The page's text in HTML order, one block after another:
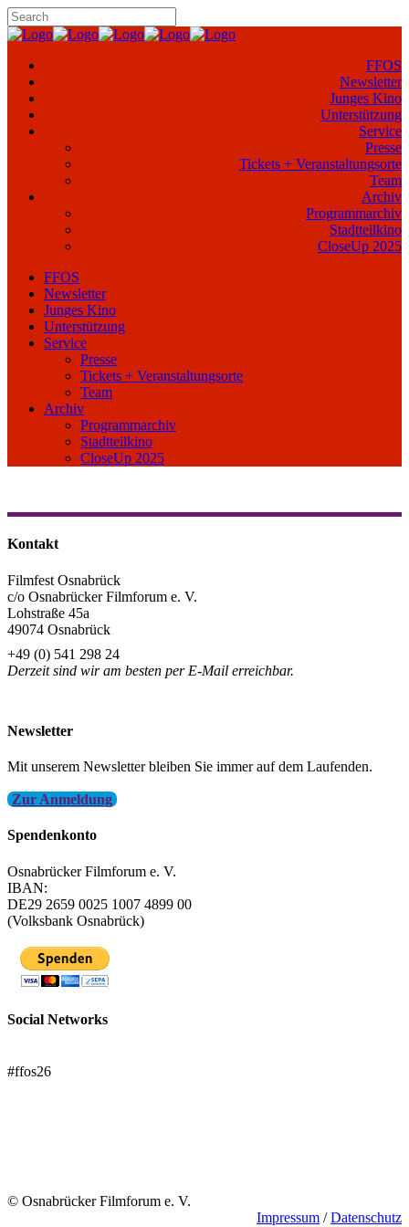
FFOS
Newsletter
Junges Kino
Unterstützung
Service
Presse
Tickets + Veranstaltungsorte
Team
Archiv
Programmarchiv
Stadtteilkino
CloseUp 2025
FFOS
Newsletter
Junges Kino
Unterstützung
Service
Presse
Tickets + Veranstaltungsorte
Team
Archiv
Programmarchiv
Stadtteilkino
CloseUp 2025
Kontakt
Filmfest Osnabrück
c/o Osnabrücker Filmforum e. V.
Lohstraße 45a
49074 Osnabrück
+49 (0) 541 298 24
Derzeit sind wir am besten per E-Mail erreichbar.
Newsletter
Mit unserem Newsletter bleiben Sie immer auf dem Laufenden.
Zur Anmeldung
Spendenkonto
Osnabrücker Filmforum e. V.
IBAN:
DE29 2659 0025 1007 4899 00
(Volksbank Osnabrück)
Social Networks
#ffos26
© Osnabrücker Filmforum e. V.
Impressum /Datenschutz